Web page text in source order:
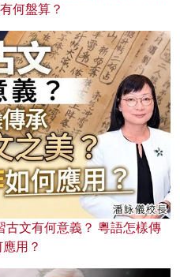
何盤算？
古文有何意義？ 粵語怎樣傳
用？